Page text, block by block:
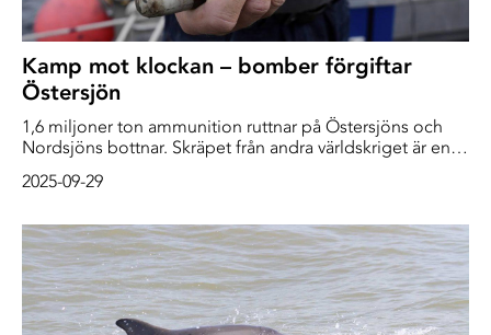
Kamp mot klockan – bomber förgiftar
Östersjön
1,6 miljoner ton ammunition ruttnar på Östersjöns och
Nordsjöns bottnar. Skräpet från andra världskriget är en
kemikalier som sakta förgiftar haven.
2025-09-29